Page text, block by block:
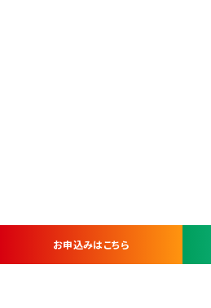
お申込みはこちら